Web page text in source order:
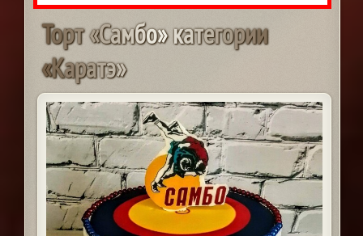
Торт«Самбо»категории
«Каратэ»